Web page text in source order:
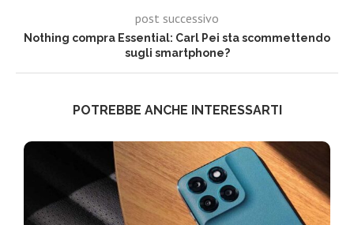
post successivo
Nothing compra Essential: Carl Pei sta scommettendo
sugli smartphone?
POTREBBE ANCHE INTERESSARTI